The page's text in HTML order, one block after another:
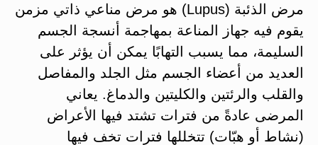
مرض الذئبة (Lupus) هو مرض مناعي ذاتي مزمن
يقوم فيه جهاز المناعة بمهاجمة أنسجة الجسم
السليمة​، مما يسبب التهابًا يمكن أن يؤثر على
العديد من أعضاء الجسم مثل الجلد والمفاصل
والقلب والرئتين والكليتين والدماغ​. يعاني
المرضى عادةً من فترات تشتد فيها الأعراض
(نشاط أو هبّات) تتخللها فترات تخف فيها